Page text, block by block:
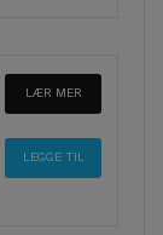
LÆR MER